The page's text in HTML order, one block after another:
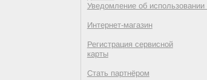
Уведомление об использовании
Интернет-магазин
Регистрация сервисной
карты
Стать партнёром